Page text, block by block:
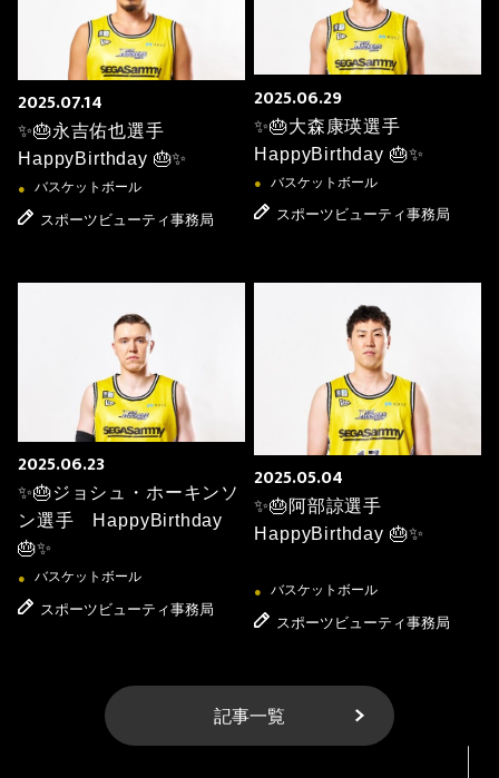
2025.07.14
✨🎂永吉佑也選手
HappyBirthday 🎂✨
● バスケットボール
スポーツビューティ事務局
2025.06.29
✨🎂大森康瑛選手
HappyBirthday 🎂✨
● バスケットボール
スポーツビューティ事務局
2025.06.23
✨🎂ジョシュ・ホーキンソ
ン選手 HappyBirthday
🎂✨
● バスケットボール
スポーツビューティ事務局
2025.05.04
✨🎂阿部諒選手
HappyBirthday 🎂✨
● バスケットボール
スポーツビューティ事務局
記事一覧